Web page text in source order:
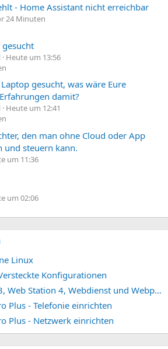
- Home Assistant nicht erreichbar
24 Minuten
Heute um 13:56
gesucht, was wäre Eure
damit?
Heute um 12:41
den man ohne Cloud oder App
und steuern kann.
um 11:36
um 02:06
Linux
Konfigurationen
Synology DSM 7.2/7.3, Web Station 4, Webdienst und Webportal erstellen (ehemals vHost)
Plus - Telefonie einrichten
Plus - Netzwerk einrichten